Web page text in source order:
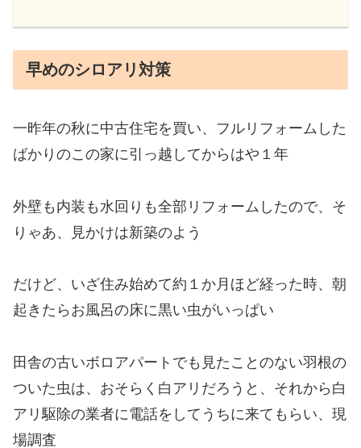
早めのシロアリ対策
一昨年の秋に中古住宅を買い、フルリフォームした
ばかりのこの家に引っ越してからはや１年
外壁も内装も水回りも全部リフォームしたので、そ
りゃあ、見かけは新築のよう
だけど、いざ住み始めて約１か月ほど経った時、朝
起きたらお風呂の床に黒い虫がいっぱい
田舎の古いボロアパートでも見たことのない羽根の
ついた虫は、おそらく白アリだろうと、それから白
アリ駆除の業者に電話をしてうちに来てもらい、現
場調査